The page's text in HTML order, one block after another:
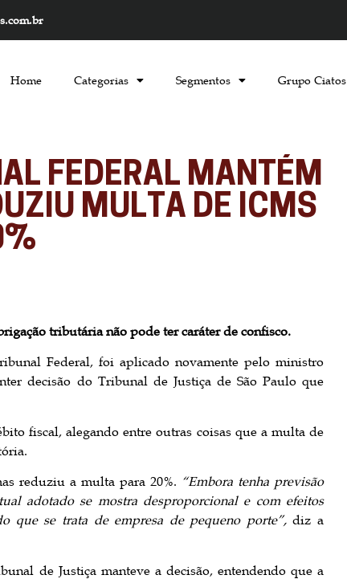
Home Categorias Segmentos Grupo Ciatos
FEDERAL MANTÉM
MULTA DE ICMS
tributária não pode ter caráter de confisco.
Federal, foi aplicado novamente pelo ministro
decisão do Tribunal de Justiça de São Paulo que
fiscal, alegando entre outras coisas que a multa de
reduziu a multa para 20%. “Embora tenha previsão
adotado se mostra desproporcional e com efeitos
que se trata de empresa de pequeno porte”,diz a
de Justiça manteve a decisão, entendendo que a